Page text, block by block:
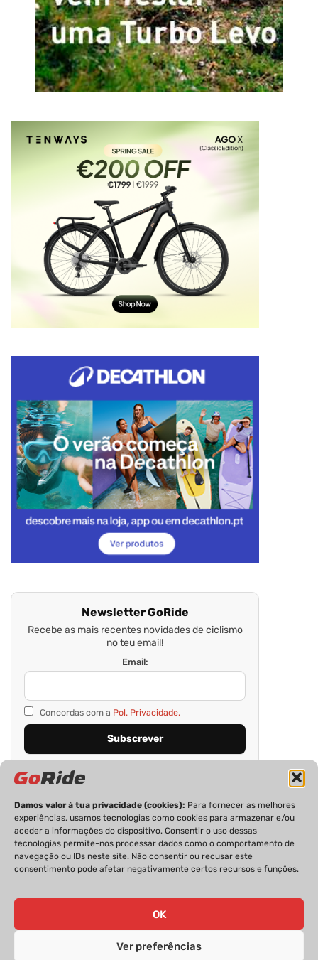
Damos valor à tua privacidade (cookies): Para fornecer as melhores
experiências, usamos tecnologias como cookies para armazenar e/ou
aceder a informações do dispositivo. Consentir o uso dessas
tecnologias permite-nos processar dados como o comportamento de
navegação ou IDs neste site. Não consentir ou recusar este
consentimento pode afetar negativamente certos recursos e funções.
OK
Ver preferências
Newsletter GoRide
Recebe as mais recentes novidades de ciclismo
no teu email!
Email:
Concordas com a Pol. Privacidade.
PRIVACIDADE FICHA TÉCNICA
ESTATUTO EDITORIAL